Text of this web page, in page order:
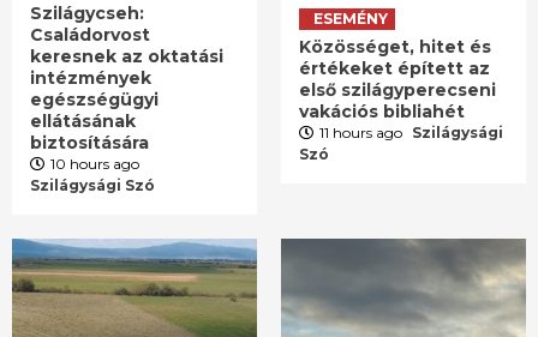
Szilágycseh:
Családorvost
keresnek az oktatási
intézmények
egészségügyi
ellátásának
biztosítására
10 hours ago
Szilágysági Szó
ESEMÉNY
Közösséget, hitet és
értékeket épített az
első szilágyperecseni
vakációs bibliahét
11 hours ago Szilágysági
Szó